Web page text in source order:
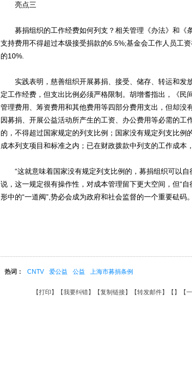
亮点三
募捐组织的工作经费如何列支？相关管理《办法》和《
支持费用不得超过本级接受捐款的6.5%;基金会工作人员工
的10%.
实践表明，慈善组织开展募捐、接受、储存、转运和发
定工作经费，但支出比例必须严格限制。胡增耆指出，《民
管理费用、筹资费用和其他费用等四部分费用支出，但却没
因募捐、开展公益活动所产生的工资、办公费用等必需的工
的，不得超过国家规定的列支比例；国家没有规定列支比例
成本列支项目和标准之内；已在财政拨款中列支的工作成本
“这就意味着国家没有规定列支比例的，募捐组织可以自
说，这一规定很有操作性，对成本管理留下更大空间，但“
形中的“一道阀”,势必会成为政府和社会监督的一个重要砝码。
热词： CNTV 爱公益 公益 上海市募捐条例
【打印 】【我要纠错】【复制链接】【转发邮件】【 】 【